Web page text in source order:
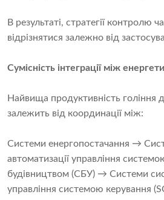
В результаті, стратегії контролю
відрізнятися залежно від
Сумісність інтеграції між
Найвища продуктивність гоління
залежить від координації між:
Системи енергопостачання →
автоматизації управління
будівництвом (СБУ) → Системи
управління системою керування